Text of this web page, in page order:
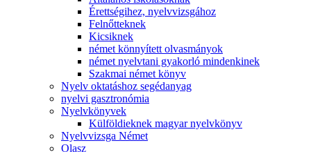
Érettségihez, nyelvvizsgához
Felnőtteknek
Kicsiknek
német könnyített olvasmányok
német nyelvtani gyakorló mindenkinek
Szakmai német könyv
Nyelv oktatáshoz segédanyag
nyelvi gasztronómia
Nyelvkönyvek
Külföldieknek magyar nyelvkönyv
Nyelvvizsga Német
Olasz